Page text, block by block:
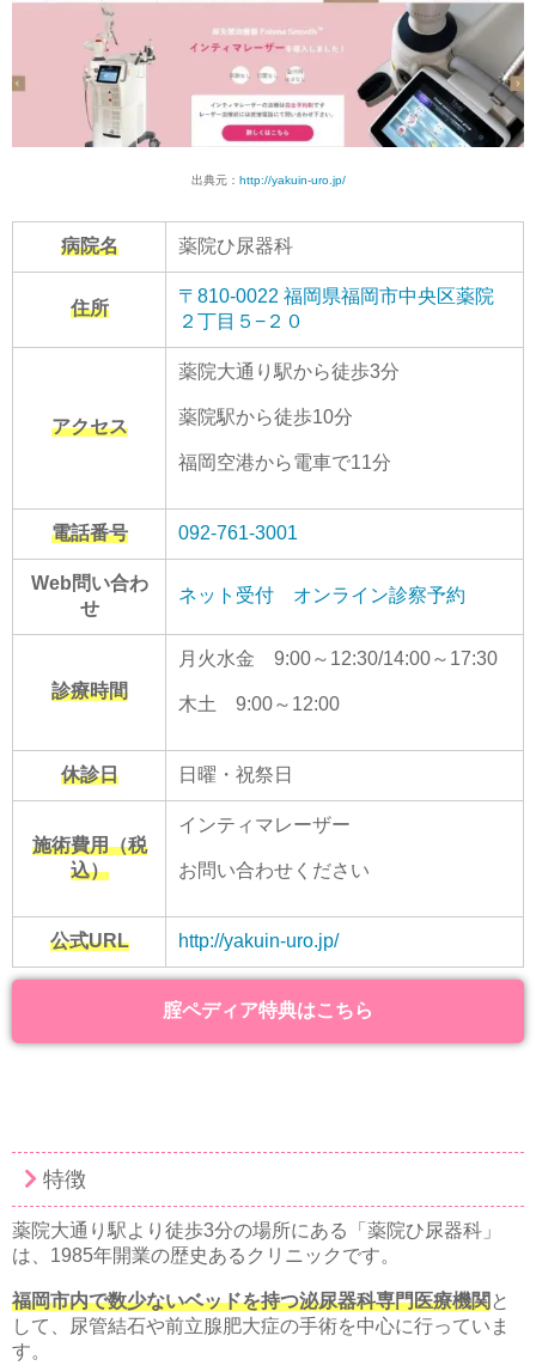
出典元： http://yakuin-uro.jp/
病院名 薬院ひ尿器科
住所
〒810-0022 福岡県福岡市中央区薬院
２丁目５−２０
アクセス
薬院大通り駅から徒歩3分
薬院駅から徒歩10分
福岡空港から電車で11分
電話番号 092-761-3001
Web問い合わ
せ
ネット受付 オンライン診察予約
診療時間
月火水金 9:00～12:30/14:00～17:30
木土 9:00～12:00
休診日 日曜・祝祭日
施術費用（税
込）
インティマレーザー
お問い合わせください
公式URL http://yakuin-uro.jp/
腟ペディア特典はこちら
特徴
薬院大通り駅より徒歩3分の場所にある「薬院ひ尿器科」
は、1985年開業の歴史あるクリニックです。
福岡市内で数少ないベッドを持つ泌尿器科専門医療機関と
して、尿管結石や前立腺肥大症の手術を中心に行っていま
す。